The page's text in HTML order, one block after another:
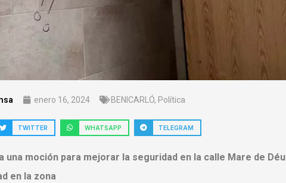
enero 16, 2024 BENICARLÓ, Política
TWITTER WHATSAPP TELEGRAM
una moción para mejorar la seguridad en la calle Mare de Déu
en la zona